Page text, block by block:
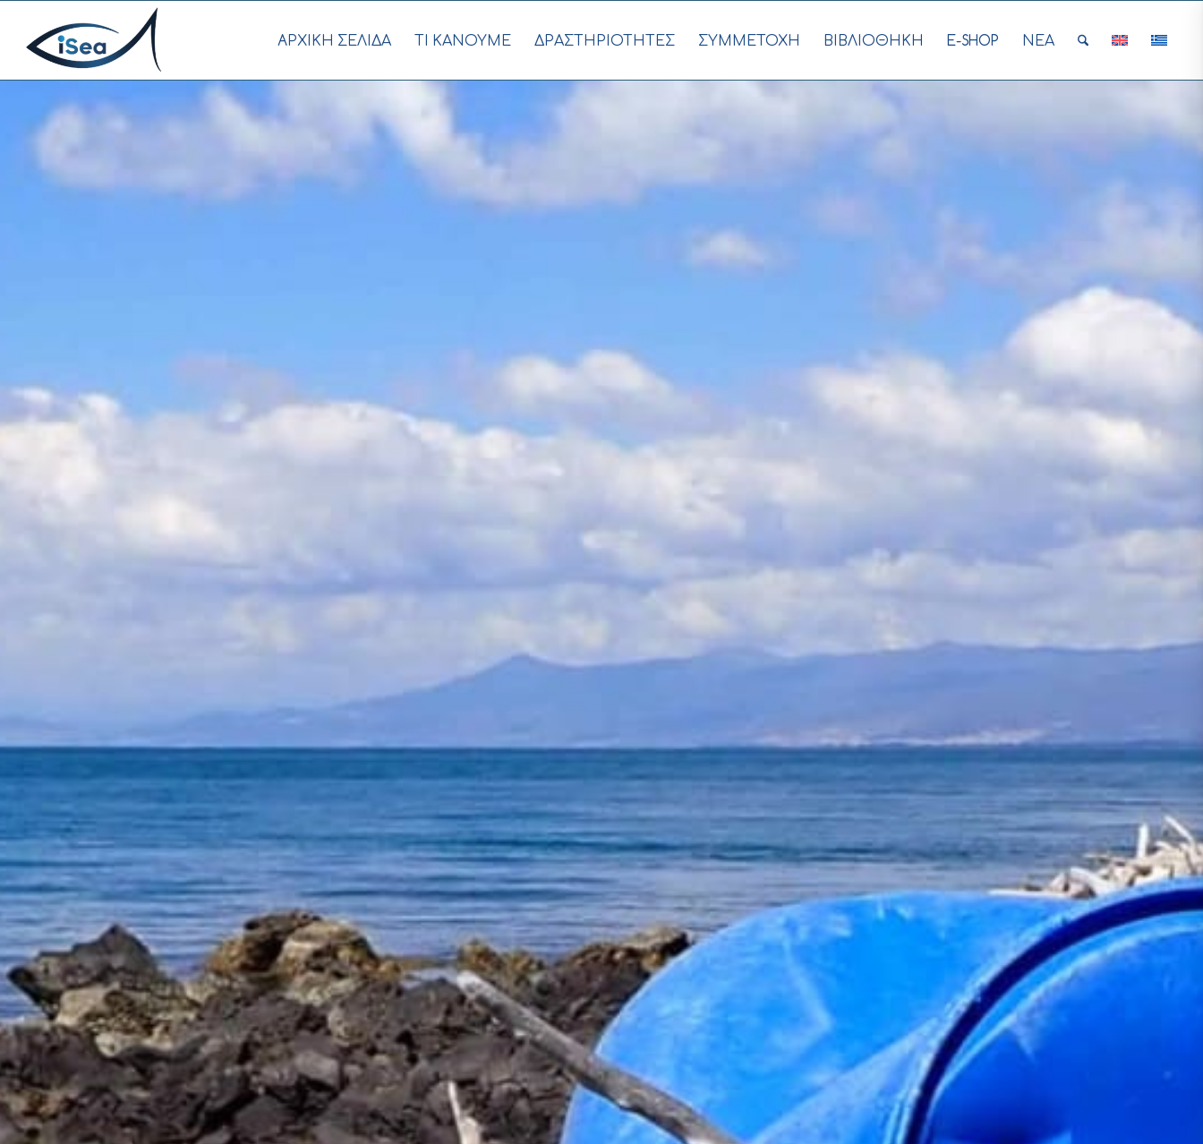
AΡΧΙΚΗ ΣΕΛΙΔΑ ΤΙ ΚΑΝΟΥΜΕ ΔΡΑΣΤΗΡΙΟΤΗΤΕΣ ΣΥΜΜΕΤΟΧΗ ΒΙΒΛΙΟΘΗΚΗ E-SHOP ΝΕΑ